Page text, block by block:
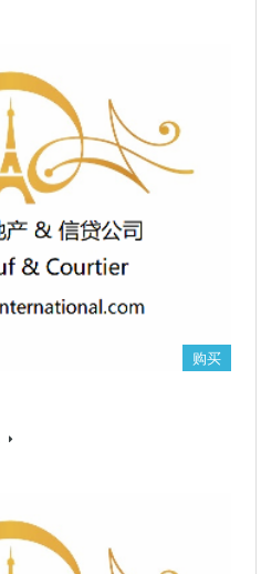
购买